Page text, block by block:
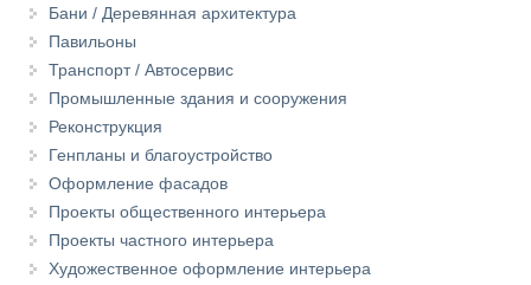
Бани / Деревянная архитектура
Павильоны
Транспорт / Автосервис
Промышленные здания и сооружения
Реконструкция
Генпланы и благоустройство
Оформление фасадов
Проекты общественного интерьера
Проекты частного интерьера
Художественное оформление интерьера